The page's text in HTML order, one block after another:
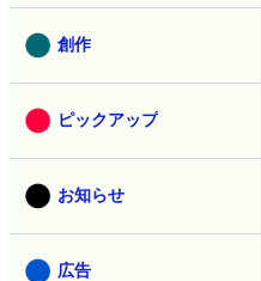
創作
ピックアップ
お知らせ
広告